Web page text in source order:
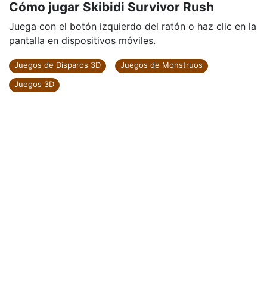
Cómo jugar Skibidi Survivor Rush
Juega con el botón izquierdo del ratón o haz clic en la
pantalla en dispositivos móviles.
Juegos de Disparos 3D
Juegos de Monstruos
Juegos 3D